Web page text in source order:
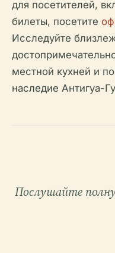
для посетителей,
билеты, посетите
Исследуйте
местной кухней и
наследие Антигуа-
Послушайте